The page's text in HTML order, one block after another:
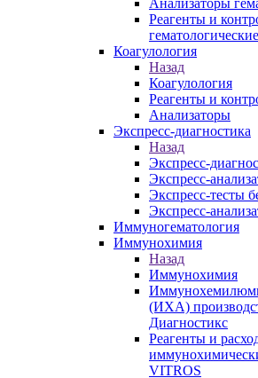
Анализаторы
Реагенты и
гематологические
Коагулология
Назад
Коагулология
Реагенты и
Анализаторы
Экспресс-диагностика
Назад
Экспресс-
Экспресс-
Экспресс-тесты
Экспресс-
Иммуногематология
Иммунохимия
Назад
Иммунохимия
(ИХА)
Диагностикс
Реагенты и
VITROS